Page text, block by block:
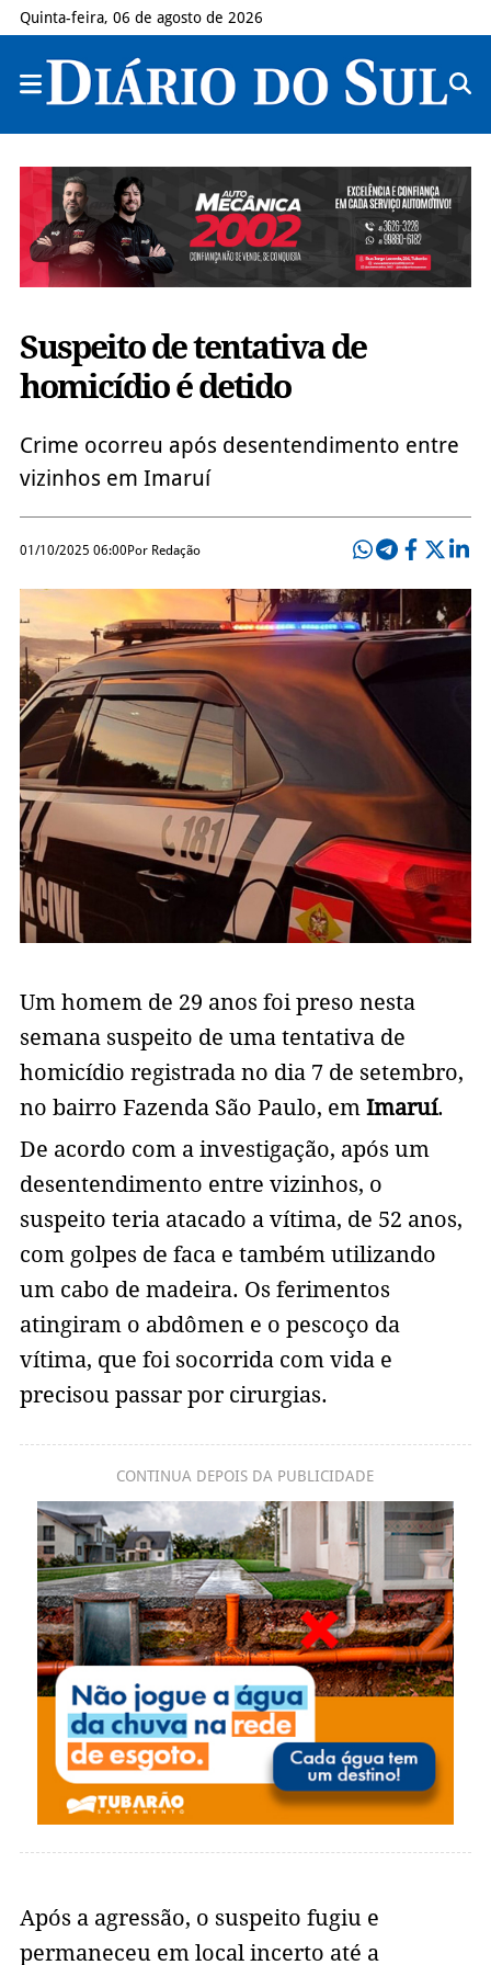
Quinta-feira, 06 de agosto de 2026
Suspeito de tentativa de
homicídio é detido
Crime ocorreu após desentendimento entre
vizinhos em Imaruí
01/10/2025 06:00Por Redação
Um homem de 29 anos foi preso nesta
semana suspeito de uma tentativa de
homicídio registrada no dia 7 de setembro,
no bairro Fazenda São Paulo, em Imaruí.
De acordo com a investigação, após um
desentendimento entre vizinhos, o
suspeito teria atacado a vítima, de 52 anos,
com golpes de faca e também utilizando
um cabo de madeira. Os ferimentos
atingiram o abdômen e o pescoço da
vítima, que foi socorrida com vida e
precisou passar por cirurgias.
CONTINUA DEPOIS DA PUBLICIDADE
Após a agressão, o suspeito fugiu e
permaneceu em local incerto até a